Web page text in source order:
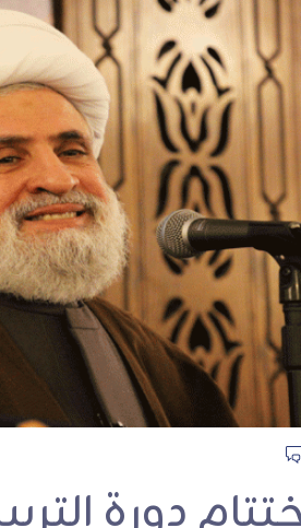
كربلاء ثورة إقامة العدل
محاضرات